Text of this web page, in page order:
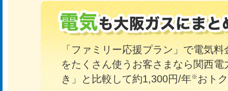
「ファミリー応援プラン」で電気
をたくさん使うお客さまなら関西
き」と比較して約1,300円/年※ おト